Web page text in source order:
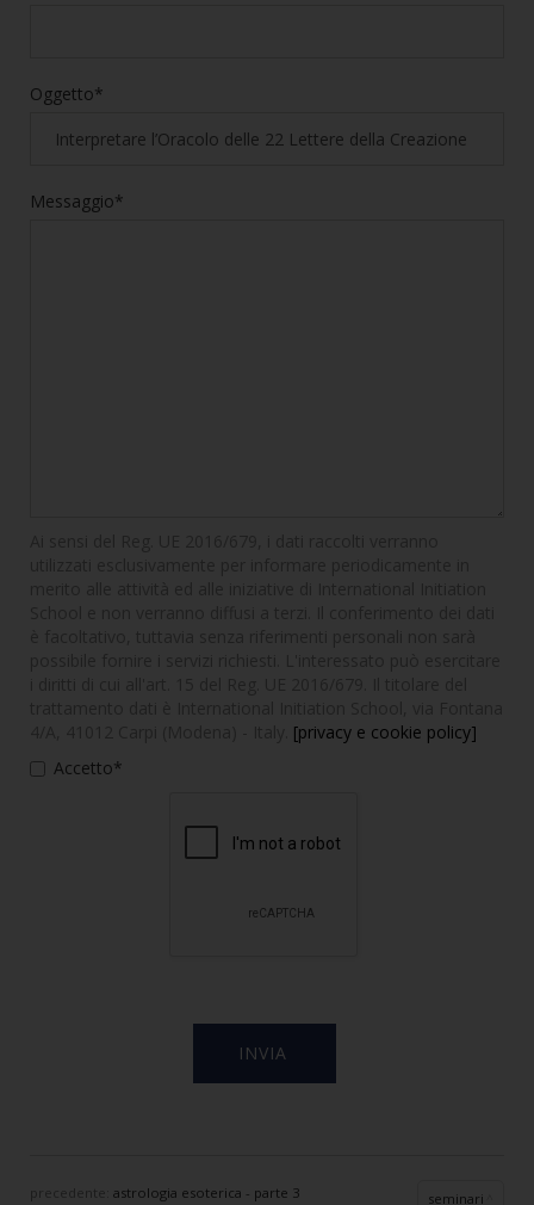
Oggetto*
Messaggio*
[privacy e cookie policy]
Accetto*
precedente: astrologia esoterica - parte 3
seminari